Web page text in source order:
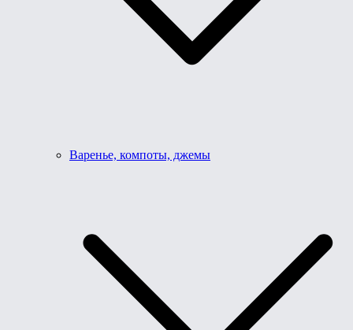
Варенье, компоты, джемы